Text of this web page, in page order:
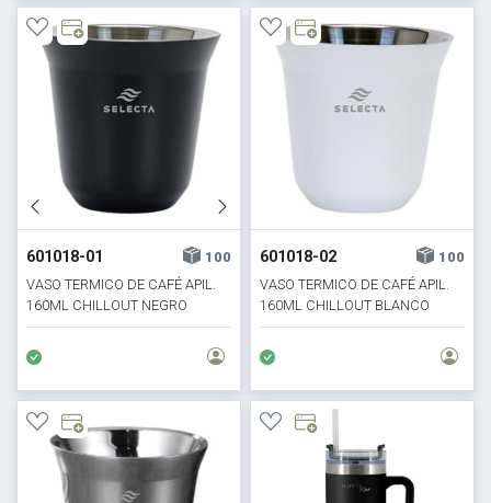
601018-01
100
VASO TERMICO DE CAFÉ APIL.
160ML CHILLOUT NEGRO
601018-02
100
VASO TERMICO DE CAFÉ APIL.
160ML CHILLOUT BLANCO